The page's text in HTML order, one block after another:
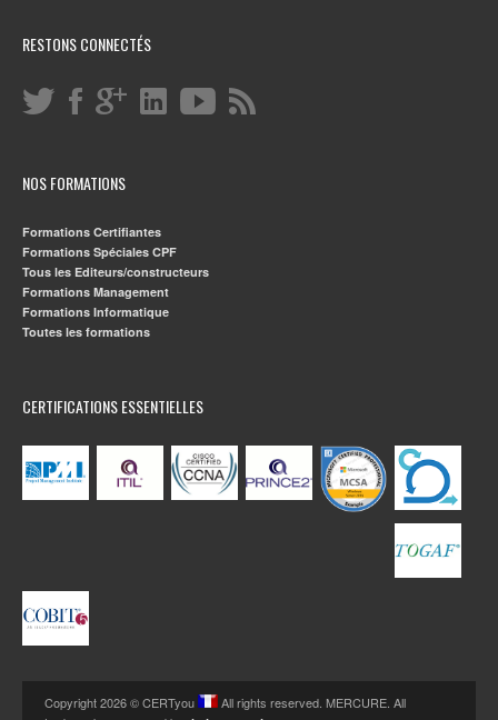
RESTONS CONNECTÉS
NOS FORMATIONS
Formations Certifiantes
Formations Spéciales CPF
Tous les Editeurs/constructeurs
Formations Management
Formations Informatique
Toutes les formations
CERTIFICATIONS ESSENTIELLES
Copyright 2026 © CERTyou
All rights reserved. MERCURE. All